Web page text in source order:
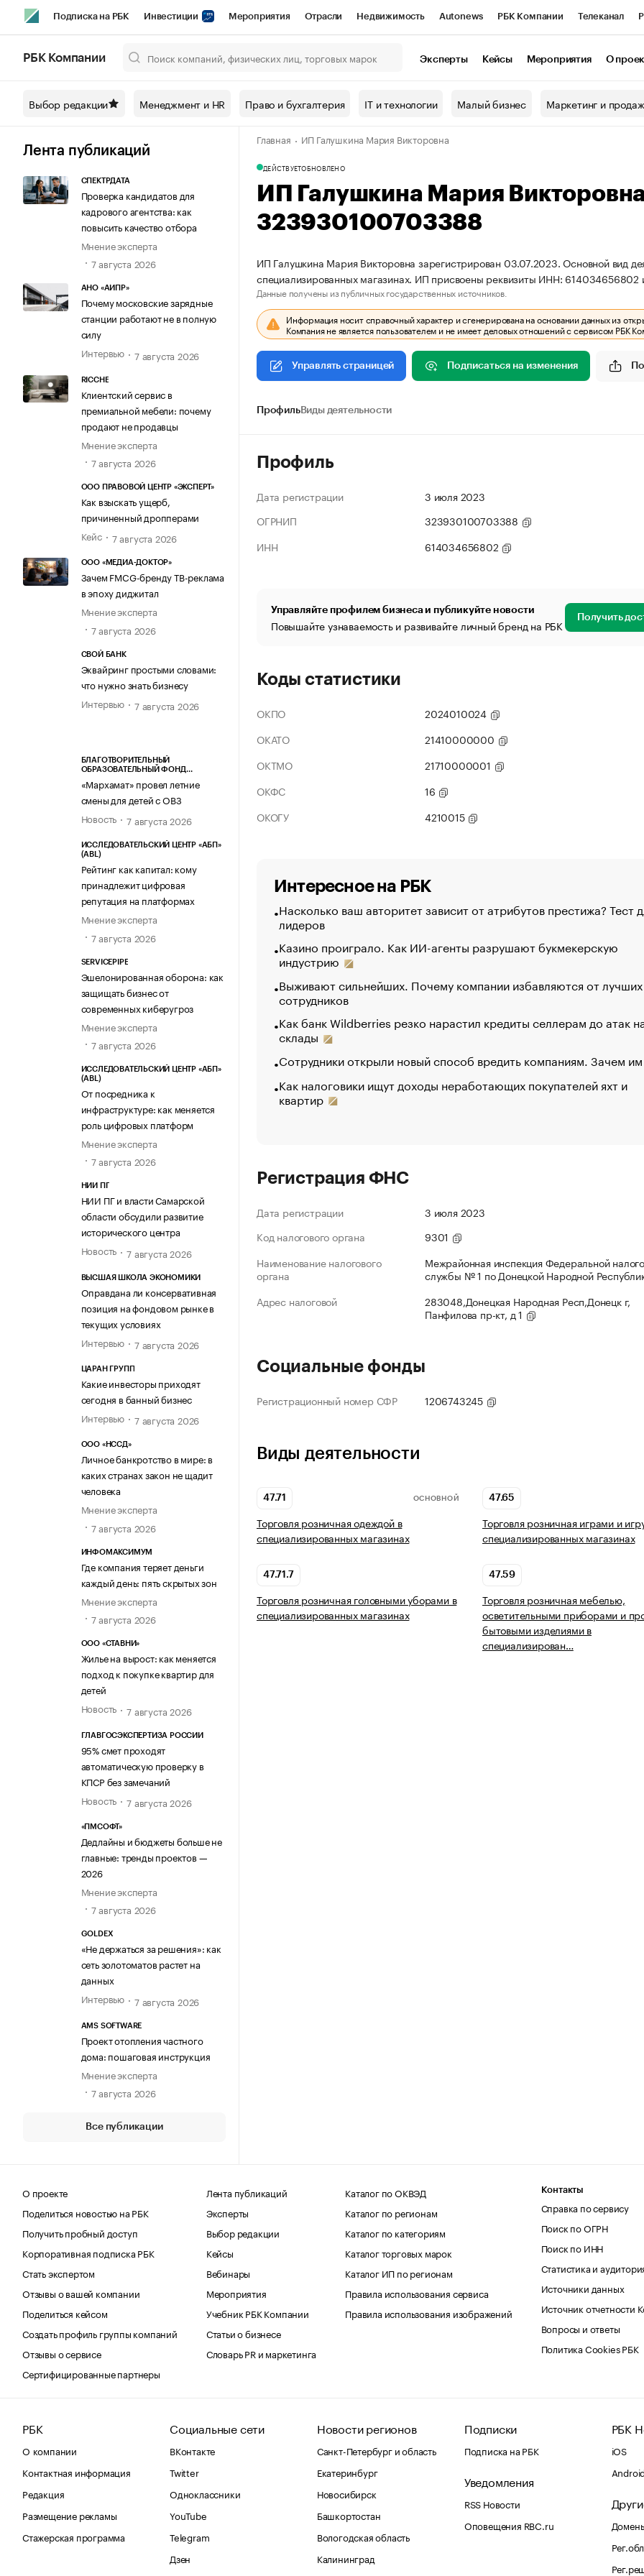
Подписка на РБК Инвестиции Мероприятия Отрасли Недвижимость Autonews РБК Компании Телеканал
Спецпроекты СПб Конференции СПб Спецпроекты Проверка контрагентов
Технологии и медиа Рынок наличной валюты
РБК Компании Эксперты Кейсы Мероприятия О
Выбор редакции Менеджмент и HR Право и бухгалтерия IT и технологии Малый бизнес Маркетинг и
Лента публикаций
СПЕКТРДАТА
Проверка кандидатов для
кадрового агентства: как
повысить качество отбора
Мнение эксперта
7 августа 2026
АНО «АИПР»
Почему московские зарядные
станции работают не в полную
силу
Интервью
7 августа 2026
RICCHE
Клиентский сервис в
премиальной мебели: почему
продают не продавцы
Мнение эксперта
7 августа 2026
ООО ПРАВОВОЙ ЦЕНТР «ЭКСПЕРТ»
Как взыскать ущерб,
причиненный дропперами
Кейс
7 августа 2026
ООО «МЕДИА-ДОКТОР»
Зачем FMCG-бренду ТВ-реклама
в эпоху диджитал
Мнение эксперта
7 августа 2026
СВОЙ БАНК
Эквайринг простыми словами:
что нужно знать бизнесу
Интервью
7 августа 2026
БЛАГОТВОРИТЕЛЬНЫЙ
ОБРАЗОВАТЕЛЬНЫЙ ФОНД
«Мархамат» провел летние
смены для детей с ОВЗ
Новость
7 августа 2026
ИССЛЕДОВАТЕЛЬСКИЙ ЦЕНТР «АБП»
(ABL)
Рейтинг как капитал: кому
принадлежит цифровая
репутация на платформах
Мнение эксперта
7 августа 2026
SERVICEPIPE
Эшелонированная оборона: как
защищать бизнес от
современных киберугроз
Мнение эксперта
7 августа 2026
ИССЛЕДОВАТЕЛЬСКИЙ ЦЕНТР «АБП»
(ABL)
От посредника к
инфраструктуре: как меняется
роль цифровых платформ
Мнение эксперта
7 августа 2026
НИИ ПГ
НИИ ПГ и власти Самарской
области обсудили развитие
исторического центра
Новость
7 августа 2026
ВЫСШАЯ ШКОЛА ЭКОНОМИКИ
Оправдана ли консервативная
позиция на фондовом рынке в
текущих условиях
Интервью
7 августа 2026
ЦАРАН ГРУПП
Какие инвесторы приходят
сегодня в банный бизнес
Интервью
7 августа 2026
ООО «НССД»
Личное банкротство в мире: в
каких странах закон не щадит
человека
Мнение эксперта
7 августа 2026
ИНФОМАКСИМУМ
Где компания теряет деньги
каждый день: пять скрытых зон
Мнение эксперта
7 августа 2026
ООО «СТАВНИ»
Жилье на вырост: как меняется
подход к покупке квартир для
детей
Новость
7 августа 2026
ГЛАВГОСЭКСПЕРТИЗА РОССИИ
95% смет проходят
автоматическую проверку в
КПСР без замечаний
Новость
7 августа 2026
«ПМСОФТ»
Дедлайны и бюджеты больше не
главные: тренды проектов —
2026
Мнение эксперта
7 августа 2026
GOLDEX
«Не держаться за решения»: как
сеть золотоматов растет на
данных
Интервью
7 августа 2026
AMS SOFTWARE
Проект отопления частного
дома: пошаговая инструкция
Мнение эксперта
7 августа 2026
Все публикации
Главная ИП Галушкина Мария Викторовна
ДЕЙСТВУЕТОБНОВЛЕНО
ИП Галушкина Мария
323930100703388
ИП Галушкина Мария Викторовна зарегистрирован 03.07.2023. Основной вид
специализированных магазинах. ИП присвоены реквизиты ИНН:
Данные получены из публичных государственных источников.
Информация носит справочный характер и сгенерирована на основании данных из
Компания не является пользователем и не имеет деловых отношений с сервисом РБК
Управлять страницей Подписаться на изменения
ПрофильВиды деятельности
Профиль
Дата регистрации
3 июля 2023
ОГРНИП
323930100703388
ИНН
614034656802
Управляйте профилем бизнеса и публикуйте новости
Повышайте узнаваемость и развивайте личный бренд на РБК Получить
Коды статистики
ОКПО
2024010024
ОКАТО
21410000000
ОКТМО
21710000001
ОКФС
16
ОКОГУ
4210015
Интересное на РБК
Насколько ваш авторитет зависит от атрибутов престижа? Тест
лидеров
Казино проиграло. Как ИИ-агенты разрушают букмекерскую
индустрию
Выживают сильнейших. Почему компании избавляются от лучших
сотрудников
Как банк Wildberries резко нарастил кредиты селлерам до атак
склады
Сотрудники открыли новый способ вредить компаниям. Зачем
Как налоговики ищут доходы неработающих покупателей яхт и
квартир
Регистрация ФНС
Дата регистрации
3 июля 2023
Код налогового органа
9301
Наименование налогового
органа
Межрайонная инспекция Федеральной
службы № 1 по Донецкой Народной
Адрес налоговой
283048,Донецкая Народная Респ,Донецк г,
Панфилова пр-кт, д 1
Социальные фонды
Регистрационный номер СФР 1206743245
Виды деятельности
47.71 ОСНОВНОЙ
Торговля розничная одеждой в
специализированных магазинах
47.65
Торговля розничная играми и
специализированных магазинах
47.71.7
Торговля розничная головными уборами в
специализированных магазинах
47.59
Торговля розничная мебелью,
осветительными приборами и
бытовыми изделиями в
специализирован…
О проекте
Поделиться новостью на РБК
Получить пробный доступ
Корпоративная подписка РБК
Стать экспертом
Отзывы о вашей компании
Поделиться кейсом
Создать профиль группы компаний
Отзывы о сервисе
Сертифицированные партнеры
Лента публикаций
Эксперты
Выбор редакции
Кейсы
Вебинары
Мероприятия
Учебник РБК Компании
Статьи о бизнесе
Словарь PR и маркетинга
Каталог по ОКВЭД
Каталог по регионам
Каталог по категориям
Каталог торговых марок
Каталог ИП по регионам
Правила использования сервиса
Правила использования изображений
Контакты
Справка по сервису
Поиск по ОГРН
Поиск по ИНН
Статистика и
Источники данных
Источник отчетности
Вопросы и ответы
Политика Cookies РБК
РБК
О компании
Контактная информация
Редакция
Размещение рекламы
Стажерская программа
Социальные сети
ВКонтакте
Twitter
Одноклассники
YouTube
Telegram
Дзен
Новости регионов
Санкт-Петербург и область
Екатеринбург
Новосибирск
Башкортостан
Вологодская область
Калининград
Подписки
Подписка на РБК
Уведомления
RSS Новости
Оповещения RBC.ru
РБК
iOS